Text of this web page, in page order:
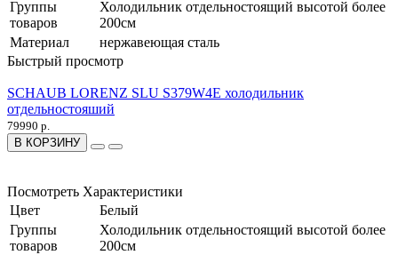
Группы
товаров
Холодильник отдельностоящий высотой более
200см
Материал
нержавеющая сталь
Быстрый просмотр
SCHAUB LORENZ SLU S379W4E холодильник
отдельностояший
79990 р.
В КОРЗИНУ
Посмотреть Характеристики
Цвет
Белый
Группы
товаров
Холодильник отдельностоящий высотой более
200см